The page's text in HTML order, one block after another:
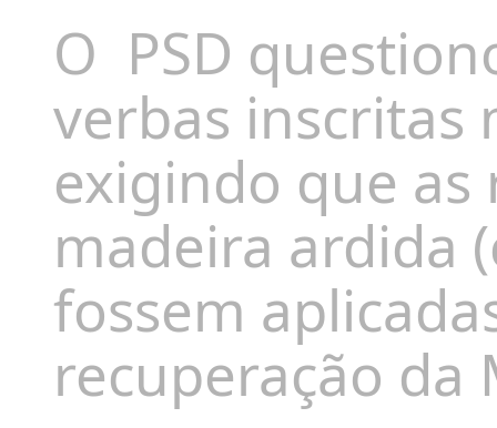
O PSD
verbas inscritas
exigindo que
madeira ardida
fossem
recuperação